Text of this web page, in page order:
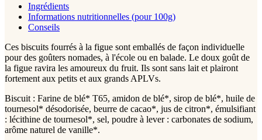
Ingrédients
Informations nutritionnelles (pour 100g)
Conseils
Ces biscuits fourrés à la figue sont emballés de façon individuelle
pour des goûters nomades, à l'école ou en balade. Le doux goût de
la figue ravira les amoureux du fruit. Ils sont sans lait et plairont
fortement aux petits et aux grands APLVs.
Biscuit : Farine de blé* T65, amidon de blé*, sirop de blé*, huile de
tournesol* désodorisée, beurre de cacao*, jus de citron*, émulsifiant
: lécithine de tournesol*, sel, poudre à lever : carbonates de sodium,
arôme naturel de vanille*.